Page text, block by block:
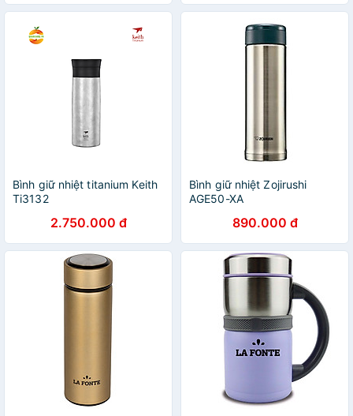
Bình giữ nhiệt titanium Keith
Ti3132
2.750.000 đ
Bình giữ nhiệt Zojirushi
AGE50-XA
890.000 đ